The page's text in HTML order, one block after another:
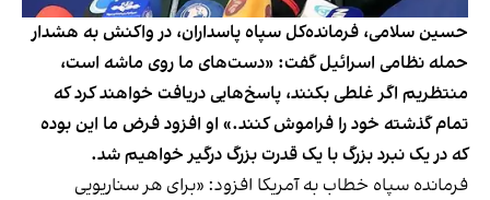
حسین سلامی، فرمانده‌کل سپاه پاسداران، در واکنش به هشدار
حمله نظامی اسرائیل گفت: «دست‌های ما روی ماشه است،
منتظریم اگر غلطی بکنند، پاسخ‌هایی دریافت خواهند کرد که
تمام گذشته خود را فراموش کنند.» او افزود فرض ما این بوده
که در یک نبرد بزرگ با یک قدرت بزرگ درگیر خواهیم شد.
فرمانده سپاه خطاب به آمریکا افزود: «برای هر سناریویی